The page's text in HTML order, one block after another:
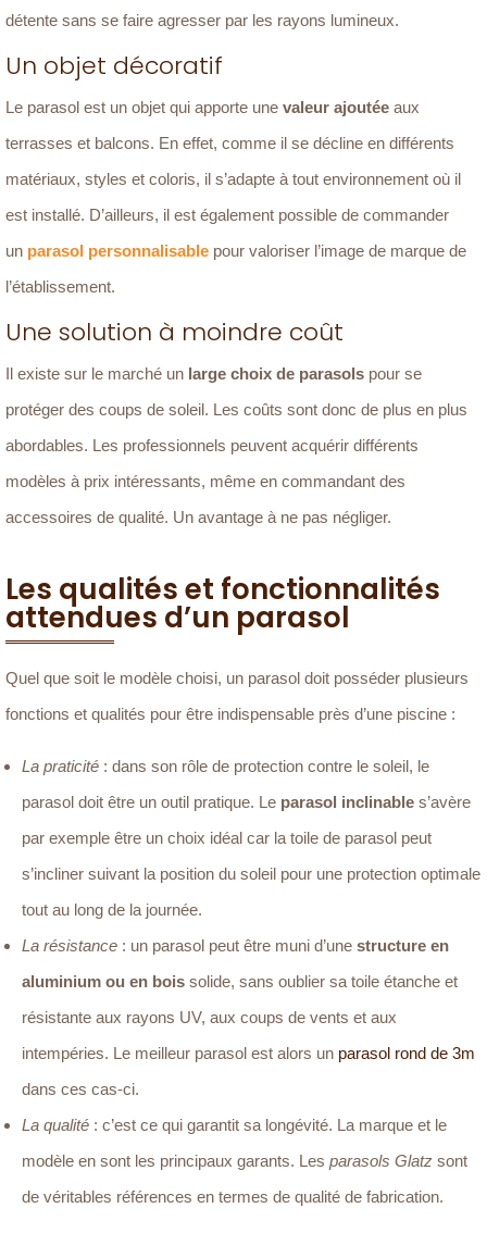
détente sans se faire agresser par les rayons lumineux.
Un objet décoratif
Le parasol est un objet qui apporte une valeur ajoutée aux
terrasses et balcons. En effet, comme il se décline en différents
matériaux, styles et coloris, il s’adapte à tout environnement où il
est installé. D’ailleurs, il est également possible de commander
un parasol personnalisable pour valoriser l’image de marque de
l’établissement.
Une solution à moindre coût
Il existe sur le marché un large choix de parasols pour se
protéger des coups de soleil. Les coûts sont donc de plus en plus
abordables. Les professionnels peuvent acquérir différents
modèles à prix intéressants, même en commandant des
accessoires de qualité. Un avantage à ne pas négliger.
Les qualités et fonctionnalités
attendues d’un parasol
Quel que soit le modèle choisi, un parasol doit posséder plusieurs
fonctions et qualités pour être indispensable près d’une piscine :
La praticité : dans son rôle de protection contre le soleil, le
parasol doit être un outil pratique. Le parasol inclinable s’avère
par exemple être un choix idéal car la toile de parasol peut
s’incliner suivant la position du soleil pour une protection optimale
tout au long de la journée.
La résistance : un parasol peut être muni d’une structure en
aluminium ou en bois solide, sans oublier sa toile étanche et
résistante aux rayons UV, aux coups de vents et aux
intempéries. Le meilleur parasol est alors un parasol rond de 3m
dans ces cas-ci.
La qualité : c’est ce qui garantit sa longévité. La marque et le
modèle en sont les principaux garants. Les parasols Glatz sont
de véritables références en termes de qualité de fabrication.